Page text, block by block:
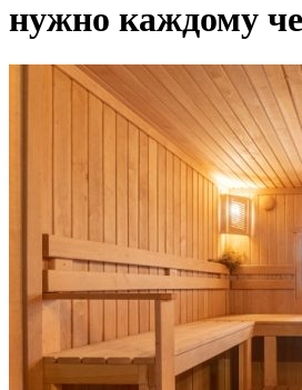
нужно каждому